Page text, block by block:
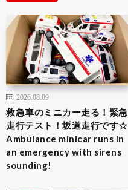
2026.08.09
救急車のミニカー走る！緊急
走行テスト！坂道走行です☆
Ambulance minicar runs in
an emergency with sirens
sounding!